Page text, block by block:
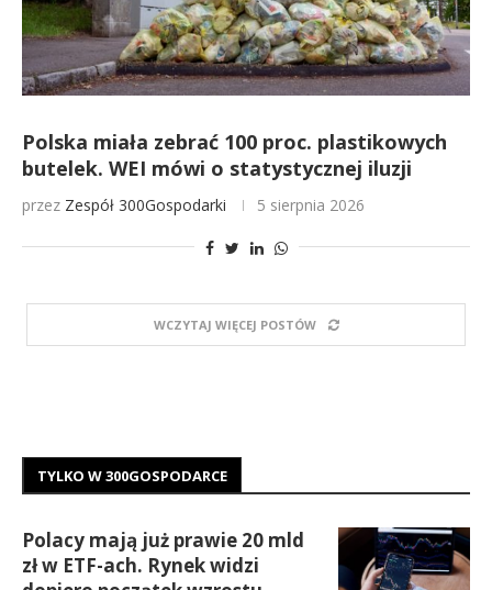
Polska miała zebrać 100 proc. plastikowych
butelek. WEI mówi o statystycznej iluzji
przez Zespół 300Gospodarki 5 sierpnia 2026
WCZYTAJ WIĘCEJ POSTÓW
TYLKO W 300GOSPODARCE
Polacy mają już prawie 20 mld
zł w ETF-ach. Rynek widzi